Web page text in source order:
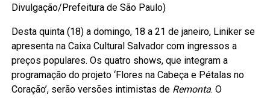
Divulgação/Prefeitura de São Paulo)
Desta quinta (18) a domingo, 18 a 21 de janeiro, Liniker se
apresenta na Caixa Cultural Salvador com ingressos a
preços populares. Os quatro shows, que integram a
programação do projeto ‘Flores na Cabeça e Pétalas no
Coração’, serão versões intimistas de Remonta. O